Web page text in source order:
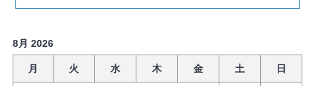
8月 2026
月 火 水 木 金 土 日